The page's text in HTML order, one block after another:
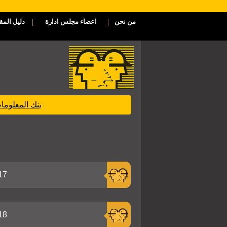
دليل | اعضاء مجلس ادارة | من نحن
بنك